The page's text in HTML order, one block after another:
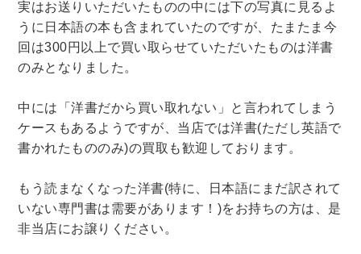
実はお送りいただいたものの中には下の写真に見るよ
うに日本語の本も含まれていたのですが、たまたま今
回は300円以上で買い取らせていただいたものは洋書
のみとなりました。
中には「洋書だから買い取れない」と言われてしまう
ケースもあるようですが、当店では洋書(ただし英語で
書かれたもののみ)の買取も歓迎しております。
もう読まなくなった洋書(特に、日本語にまだ訳されて
いない専門書は需要があります！)をお持ちの方は、是
非当店にお譲りください。